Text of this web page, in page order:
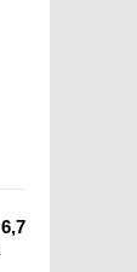
6,7